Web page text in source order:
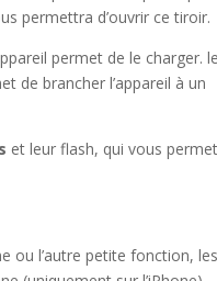
permettra d’ouvrir ce tiroir.
permet de le charger.
de brancher l’appareil à un
et leur flash, qui vous
ou l’autre petite fonction,